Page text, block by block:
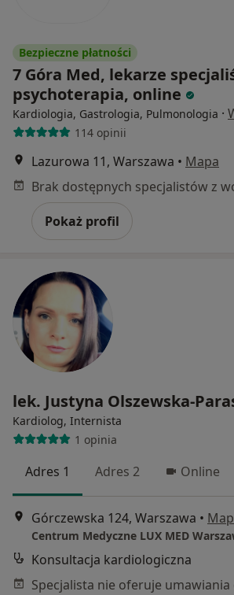
Bezpieczne płatności
7 Góra Med, lekarze
psychoterapia, online
Kardiologia, Gastrologia, Pulmonologia ·
114 opinii
Lazurowa 11, Warszawa • Mapa
Pokaż profil
lek. Justyna Olszewska-
Kardiolog, Internista
1 opinia
Adres 1 Adres 2 Online
Górczewska 124, Warszawa •
Konsultacja kardiologiczna